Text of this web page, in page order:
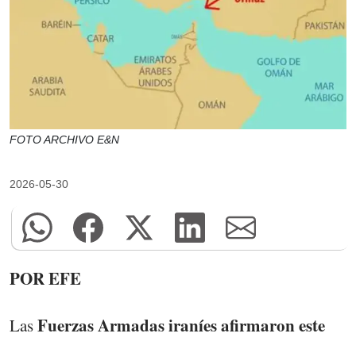
FOTO ARCHIVO E&N
2026-05-30
POR EFE
LasFuerzas Armadas iraníes afirmaron este